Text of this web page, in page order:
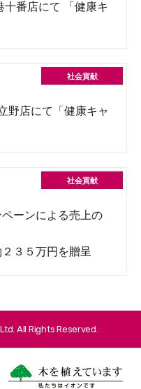
十番店にて 「健康キ
野店にて「健康キャ
ペーンによる売上の
３５万円を贈呈
All Rights Reserved.